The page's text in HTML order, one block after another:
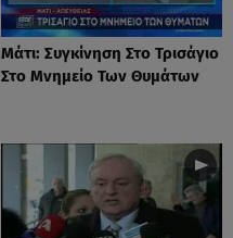
Μάτι: Συγκίνηση Στο Τρισάγιο
Στο Μνημείο Των Θυμάτων